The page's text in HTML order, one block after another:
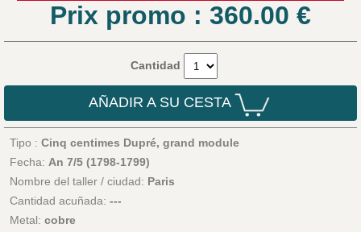
Prix promo : 360.00 €
Cantidad
AÑADIR A SU CESTA
Tipo : Cinq centimes Dupré, grand module
Fecha: An 7/5 (1798-1799)
Nombre del taller / ciudad: Paris
Cantidad acuñada: ---
Metal: cobre